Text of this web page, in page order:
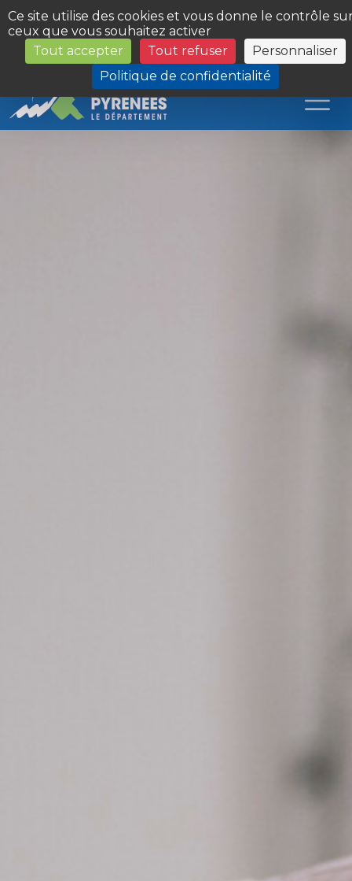
Panneau de gestion des cookies
Ce site utilise des cookies et vous donne le contrôle
ceux que vous souhaitez activer
Tout accepter
Tout refuser
Personnaliser
Politique de confidentialité
Les Sites du Département